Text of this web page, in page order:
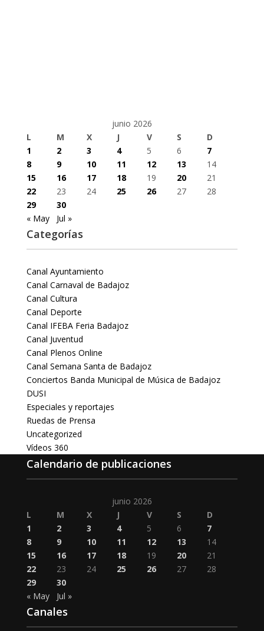
junio 2026
L
M X J V S
D
1
2 3 4 5 6
7
8
9 10 11 12 13
14
15
16 17 18 19 20
21
22
23 24 25 26 27
28
29
30
« May
Jul »
Categorías
Canal Ayuntamiento
Canal Carnaval de Badajoz
Canal Cultura
Canal Deporte
Canal IFEBA Feria Badajoz
Canal Juventud
Canal Plenos Online
Canal Semana Santa de Badajoz
Conciertos Banda Municipal de Música de Badajoz
DUSI
Especiales y reportajes
Ruedas de Prensa
Uncategorized
Vídeos 360
Calendario de publicaciones
junio 2026
L
M X J V S
D
1
2 3 4 5 6
7
8
9 10 11 12 13
14
15
16 17 18 19 20
21
22
23 24 25 26 27
28
29
30
« May
Jul »
Canales